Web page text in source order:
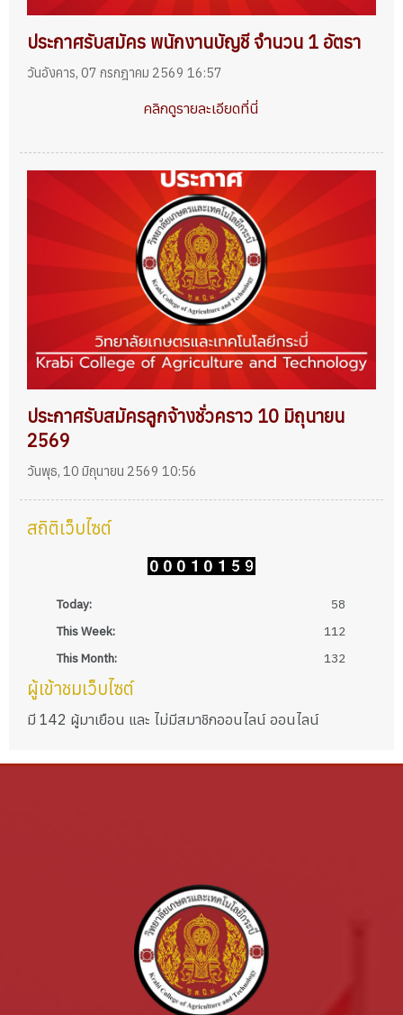
ประกาศรับสมัคร พนักงานบัญชี จำนวน 1 อัตรา
วันอังคาร, 07 กรกฎาคม 2569 16:57
คลิกดูรายละเอียดที่นี่
ประกาศรับสมัครลูกจ้างชั่วคราว 10 มิถุนายน
2569
วันพุธ, 10 มิถุนายน 2569 10:56
สถิติเว็บไซต์
Today:
58
This Week:
112
This Month:
132
ผู้เข้าชมเว็บไซต์
มี 142 ผู้มาเยือน และ ไม่มีสมาชิกออนไลน์ ออนไลน์